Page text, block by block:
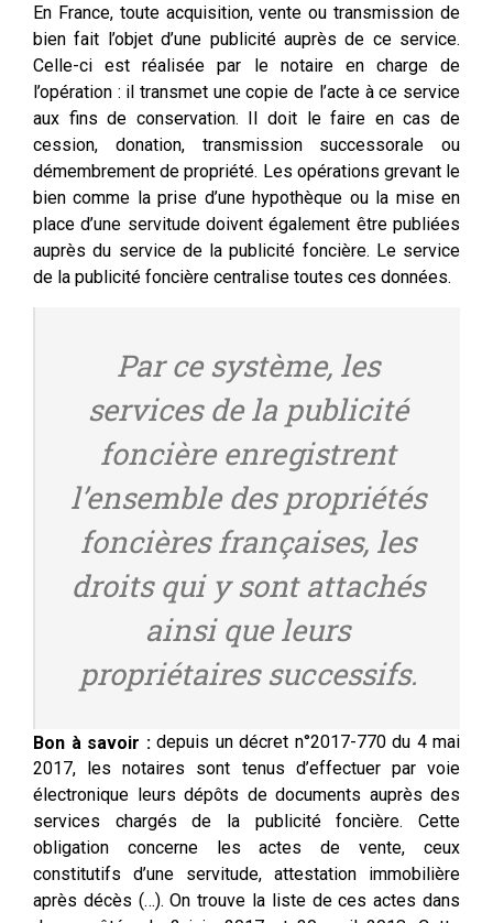
En France, toute acquisition, vente ou transmission de
bien fait l’objet d’une publicité auprès de ce service.
Celle-ci est réalisée par le notaire en charge de
l’opération : il transmet une copie de l’acte à ce service
aux fins de conservation. Il doit le faire en cas de
cession, donation, transmission successorale ou
démembrement de propriété. Les opérations grevant le
bien comme la prise d’une hypothèque ou la mise en
place d’une servitude doivent également être publiées
auprès du service de la publicité foncière. Le service
de la publicité foncière centralise toutes ces données.
Par ce système, les
services de la publicité
foncière enregistrent
l’ensemble des propriétés
foncières françaises, les
droits qui y sont attachés
ainsi que leurs
propriétaires successifs.
Bon à savoir :depuis un décret n°2017-770 du 4 mai
2017, les notaires sont tenus d’effectuer par voie
électronique leurs dépôts de documents auprès des
services chargés de la publicité foncière. Cette
obligation concerne les actes de vente, ceux
constitutifs d’une servitude, attestation immobilière
après décès (…). On trouve la liste de ces actes dans